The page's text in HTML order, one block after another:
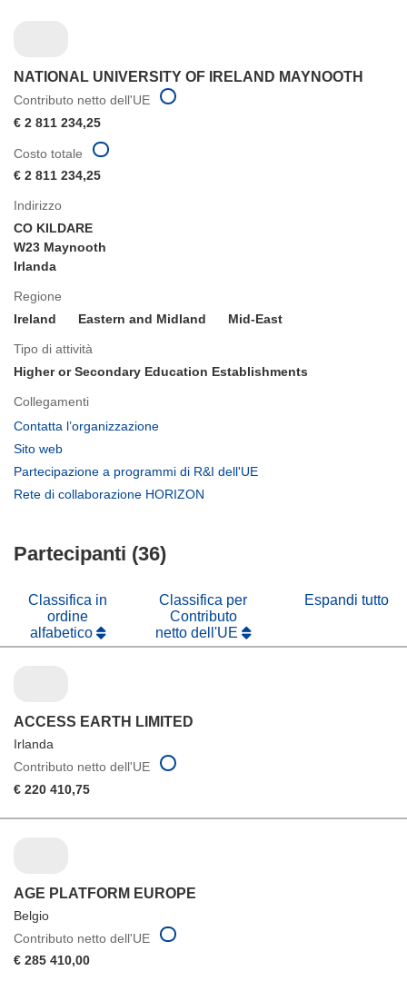
NATIONAL UNIVERSITY OF IRELAND MAYNOOTH
Contributo netto dell'UE
€ 2 811 234,25
Indirizzo
CO KILDARE
W23 Maynooth
Irlanda
Regione
Ireland
Eastern and Midland Mid-East
Tipo di attività
Higher or Secondary Education Establishments
Collegamenti
Contatta l’organizzazione
nuova
Sito web
apre
in
finestra)
Partecipazione a programmi di R&I dell'UE
Rete di collaborazione HORIZON
Costo totale
€ 2 811 234,25
Partecipanti (36)
Classifica in
ordine
alfabetico
Classifica per
Contributo
netto dell'UE
Espandi tutto
ACCESS EARTH LIMITED
Irlanda
Contributo netto dell'UE
€ 220 410,75
AGE PLATFORM EUROPE
Belgio
Contributo netto dell'UE
€ 285 410,00